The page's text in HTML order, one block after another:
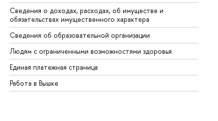
Сведения о доходах, расходах, об имуществе и
обязательствах имущественного характера
Сведения об образовательной организации
Людям с ограниченными возможностями здоровья
Единая платежная страница
Работа в Вышке